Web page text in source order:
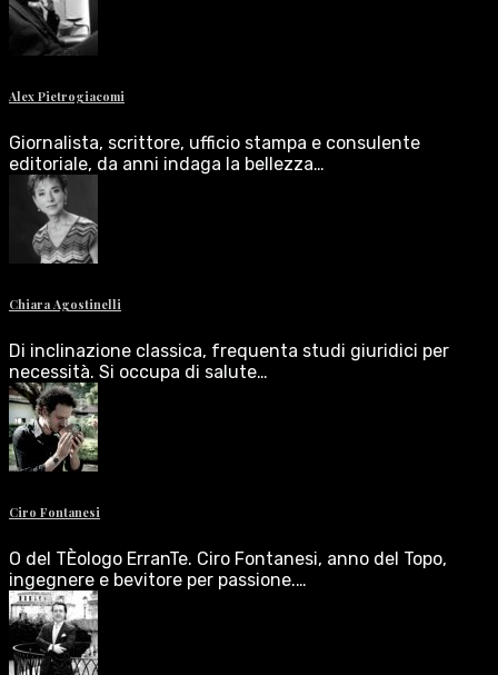
Alex Pietrogiacomi
Giornalista, scrittore, ufficio stampa e consulente
editoriale, da anni indaga la bellezza…
Chiara Agostinelli
Di inclinazione classica, frequenta studi giuridici per
necessità. Si occupa di salute…
Ciro Fontanesi
O del TÈologo ErranTe. Ciro Fontanesi, anno del Topo,
ingegnere e bevitore per passione.…